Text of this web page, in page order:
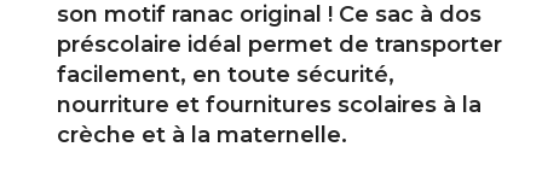
son motif ranac original ! Ce sac à dos
préscolaire idéal permet de transporter
facilement, en toute sécurité,
nourriture et fournitures scolaires à la
crèche et à la maternelle.